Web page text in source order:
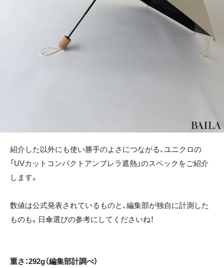
紹介した以外にも使い勝手のよさにつながる、ユニクロの
「UVカットコンパクトアンブレラ遮熱」のスペックをご紹介
します。
数値は公式発表されているものと、編集部が独自に計測した
ものも。日傘選びの参考にしてくださいね！
重さ：292g（編集部計調べ）